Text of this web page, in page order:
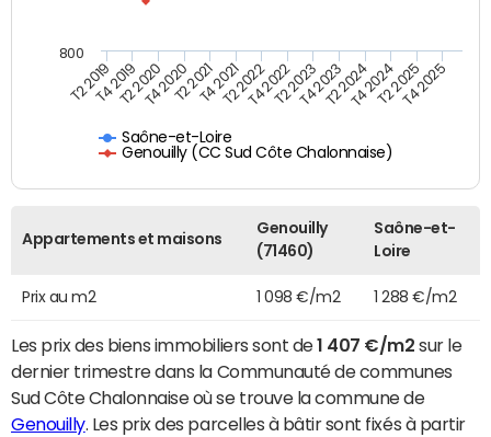
Saône-et-Loire
Genouilly (CC Sud Côte Chalonnaise)
T2 2019T4 2019T2 2020T4 2020T2 2021T4 2021T2 2022T4 2022T2 2023T4 2023T2 2024T4 2024T2 2025T4 2025
800
Appartements et maisons
Genouilly
(71460)
Saône-et-
Loire
Prix au m2 1 098 €/m2 1 288 €/m2
Les prix des biens immobiliers sont de1 407 €/m2 sur le
dernier trimestre dans la Communauté de communes
Sud Côte Chalonnaise où se trouve la commune de
Genouilly. Les prix des parcelles à bâtir sont fixés à partir